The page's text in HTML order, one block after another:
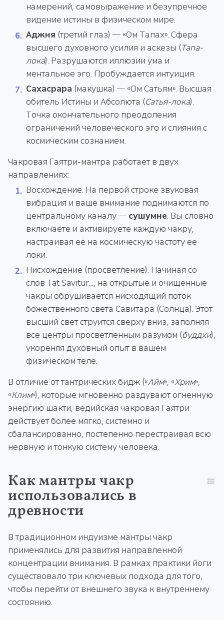
намерений, самовыражение и безупречное
видение истины в физическом мире.
Аджня (третий глаз) — «Ом Тапах». Сфера
высшего духовного усилия и аскезы (Тапа-
лока). Разрушаются иллюзии ума и
ментальное эго. Пробуждается интуиция.
Сахасрара (макушка) — «Ом Сатьям». Высшая
обитель Истины и Абсолюта (Сатья-лока).
Точка окончательного преодоления
ограничений человеческого эго и слияния с
космическим сознанием.
Чакровая Гаятри-мантра работает в двух
направлениях:
Восхождение. На первой строке звуковая
вибрация и ваше внимание поднимаются по
центральному каналу — сушумне. Вы словно
включаете и активируете каждую чакру,
настраивая её на космическую частоту её
локи.
Нисхождение (просветление). Начиная со
слов Tat Savitur..., на открытые и очищенные
чакры обрушивается нисходящий поток
божественного света Савитара (Солнца). Этот
высший свет струится сверху вниз, заполняя
все центры просветлённым разумом (буддхи),
укореняя духовный опыт в вашем
физическом теле.
В отличие от тантрических бидж («Айм», «Хрим»,
«Клим»), которые мгновенно раздувают огненную
энергию шакти, ведийская чакровая Гаятри
действует более мягко, системно и
сбалансированно, постепенно перестраивая всю
нервную и тонкую систему человека.
Как мантры чакр
использовались в
древности
В традиционном индуизме мантры чакр
применялись для развития направленной
концентрации внимания. В рамках практики йоги
существовало три ключевых подхода для того,
чтобы перейти от внешнего звука к внутреннему
состоянию.